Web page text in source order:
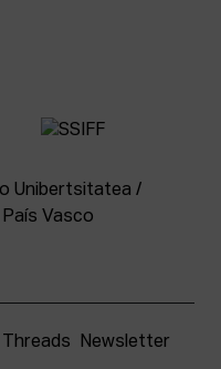
Threads Newsletter